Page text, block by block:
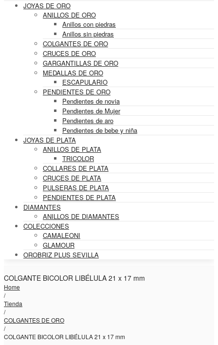
JOYAS DE ORO
ANILLOS DE ORO
Anillos con piedras
Anillos sin piedras
COLGANTES DE ORO
CRUCES DE ORO
GARGANTILLAS DE ORO
MEDALLAS DE ORO
ESCAPULARIO
PENDIENTES DE ORO
Pendientes de novia
Pendientes de Mujer
Pendientes de aro
Pendientes de bebe y niña
JOYAS DE PLATA
ANILLOS DE PLATA
TRICOLOR
COLLARES DE PLATA
CRUCES DE PLATA
PULSERAS DE PLATA
PENDIENTES DE PLATA
DIAMANTES
ANILLOS DE DIAMANTES
COLECCIONES
CAMALEONI
GLAMOUR
OROBRIZ PLUS SEVILLA
COLGANTE BICOLOR LIBÉLULA 21 x 17 mm
Home
/
Tienda
/
COLGANTES DE ORO
/
COLGANTE BICOLOR LIBÉLULA 21 x 17 mm